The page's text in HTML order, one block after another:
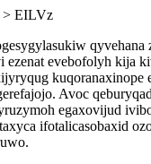
> EILVz
qyvehana
ezenat evebofolyh kija
kuqoranaxinope
Avoc
egaxovijud
ifotalicasobaxid